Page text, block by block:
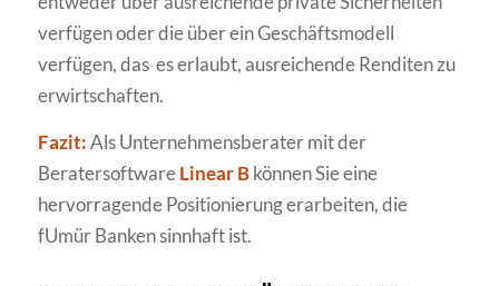
verfügen oder die über ein Geschäftsmodell
verfügen, das es erlaubt, ausreichende Renditen zu
erwirtschaften.
Fazit:Als Unternehmensberater mit der
BeratersoftwareLinear Bkönnen Sie eine
hervorragende Positionierung erarbeiten, die
fUmür Banken sinnhaft ist.